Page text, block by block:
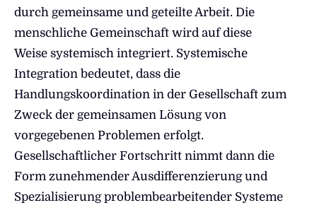
durch gemeinsame und geteilte Arbeit. Die
menschliche Gemeinschaft wird auf diese
Weise systemisch integriert. Systemische
Integration bedeutet, dass die
Handlungskoordination in der Gesellschaft zum
Zweck der gemeinsamen Lösung von
vorgegebenen Problemen erfolgt.
Gesellschaftlicher Fortschritt nimmt dann die
Form zunehmender Ausdifferenzierung und
Spezialisierung problembearbeitender Systeme